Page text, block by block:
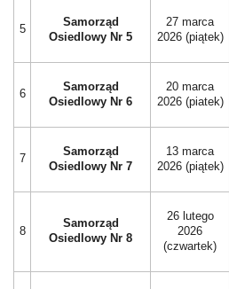
5
Samorząd
Osiedlowy Nr 5
27 marca
2026 (piątek)
6
Samorząd
Osiedlowy Nr 6
20 marca
2026 (piatek)
7
Samorząd
Osiedlowy Nr 7
13 marca
2026 (piątek)
8
Samorząd
Osiedlowy Nr 8
26 lutego
2026
(czwartek)